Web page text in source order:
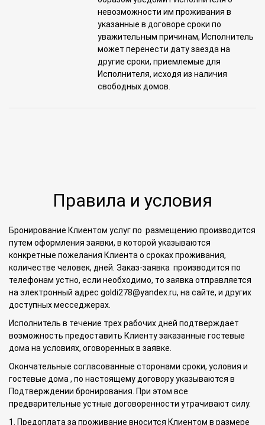
невозможности им проживания в
указанные в договоре сроки по
уважительным причинам, Исполнитель
может перенести дату заезда на
другие сроки, приемлемые для
Исполнителя, исходя из наличия
свободных домов.
Правила и условия
Бронирование Клиентом услуг по размещению производится
путем оформления заявки, в которой указываются
конкретные пожелания Клиента о сроках проживания,
количестве человек, дней. Заказ-заявка производится по
телефонам устно, если необходимо, то заявка отправляется
на электронный адрес goldi278@yandex.ru, на сайте, и других
доступных месседжерах.
Исполнитель в течение трех рабочих дней подтверждает
возможность предоставить Клиенту заказанные гостевые
дома на условиях, оговоренных в заявке.
Окончательные согласованные сторонами сроки, условия и
гостевые дома , по настоящему договору указываются в
Подтверждении бронирования. При этом все
предварительные устные договоренности утрачивают силу.
1. Предоплата за проживание вносится Клиентом в размере